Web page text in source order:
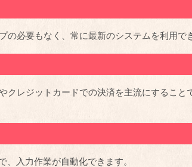
必要もなく、常に最新のシステムを利用で
クレジットカードでの決済を主流にすること
入力作業が自動化できます。